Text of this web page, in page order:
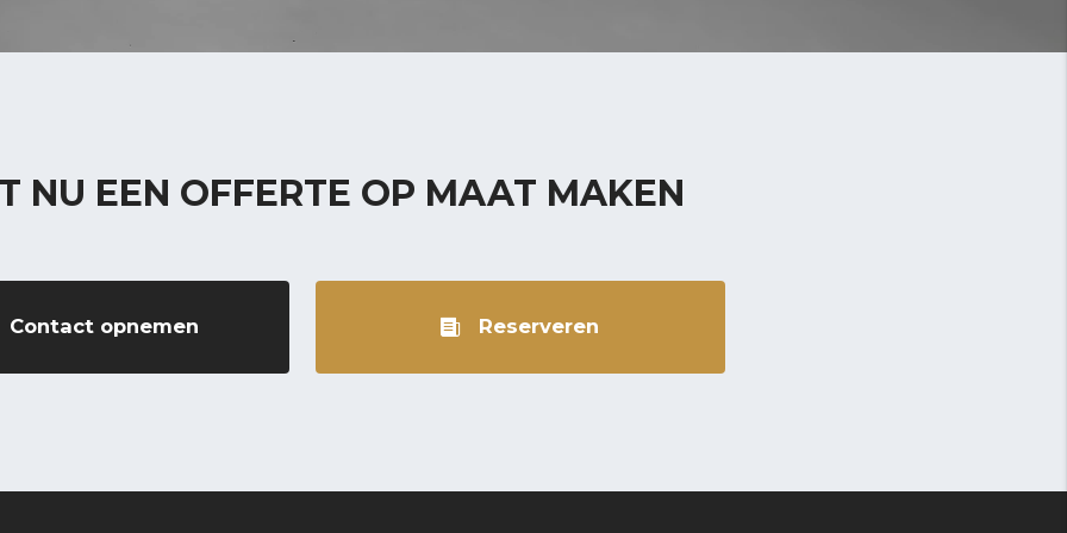
NU EEN OFFERTE OP MAAT MAKEN
Contact opnemen Reserveren